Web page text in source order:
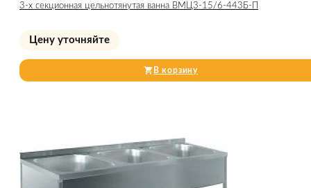
3-х секционная цельнотянутая ванна ВМЦ3-15/6-443Б-П
Цену уточняйте
В корзину